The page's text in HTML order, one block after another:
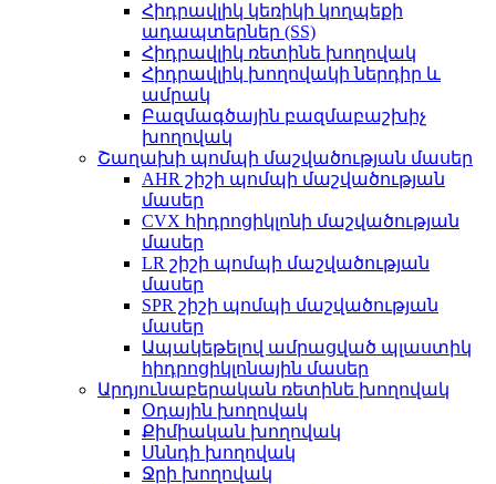
Հիդրավլիկ կեռիկի կողպեքի
ադապտերներ (SS)
Հիդրավլիկ ռետինե խողովակ
Հիդրավլիկ խողովակի ներդիր և
ամրակ
Բազմագծային բազմաբաշխիչ
խողովակ
Շաղախի պոմպի մաշվածության մասեր
AHR շիշի պոմպի մաշվածության
մասեր
CVX հիդրոցիկլոնի մաշվածության
մասեր
LR շիշի պոմպի մաշվածության
մասեր
SPR շիշի պոմպի մաշվածության
մասեր
Ապակեթելով ամրացված պլաստիկ
հիդրոցիկլոնային մասեր
Արդյունաբերական ռետինե խողովակ
Օդային խողովակ
Քիմիական խողովակ
Սննդի խողովակ
Ջրի խողովակ